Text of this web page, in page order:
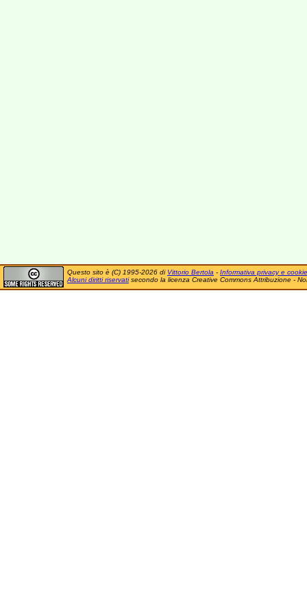
Questo sito è (C) 1995-2026 di Vittorio Bertola - Informativa privacy e cookie
Alcuni diritti riservatisecondo la licenza Creative Commons Attribuzione -